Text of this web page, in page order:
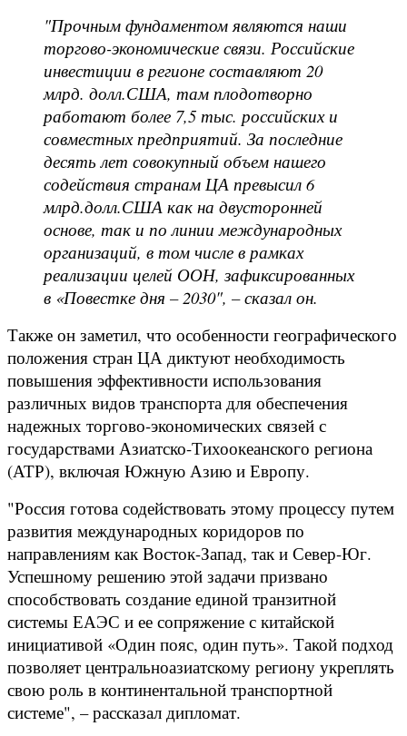
"Прочным фундаментом являются наши
торгово-экономические связи. Российские
инвестиции в регионе составляют 20
млрд. долл.США, там плодотворно
работают более 7,5 тыс. российских и
совместных предприятий. За последние
десять лет совокупный объем нашего
содействия странам ЦА превысил 6
млрд.долл.США как на двусторонней
основе, так и по линии международных
организаций, в том числе в рамках
реализации целей ООН, зафиксированных
в «Повестке дня – 2030", – сказал он.
Также он заметил, что особенности географического
положения стран ЦА диктуют необходимость
повышения эффективности использования
различных видов транспорта для обеспечения
надежных торгово-экономических связей с
государствами Азиатско-Тихоокеанского региона
(АТР), включая Южную Азию и Европу.
"Россия готова содействовать этому процессу путем
развития международных коридоров по
направлениям как Восток-Запад, так и Север-Юг.
Успешному решению этой задачи призвано
способствовать создание единой транзитной
системы ЕАЭС и ее сопряжение с китайской
инициативой «Один пояс, один путь». Такой подход
позволяет центральноазиатскому региону укреплять
свою роль в континентальной транспортной
системе", – рассказал дипломат.